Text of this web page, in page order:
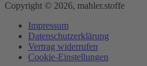
Copyright © 2026, mahler.stoffe
Impressum
Datenschutzerklärung
Vertrag widerrufen
Cookie-Einstellungen